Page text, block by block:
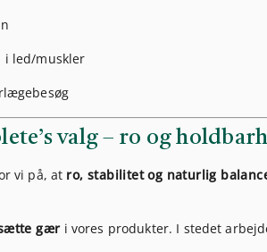
led/muskler
valg – ro og
vi på, at ro, stabilitet og naturlig
gæri vores produkter. I stedet